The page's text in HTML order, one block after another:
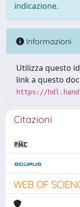
indicazione.
Informazioni
Utilizza questo
link a questo
https://
Citazioni